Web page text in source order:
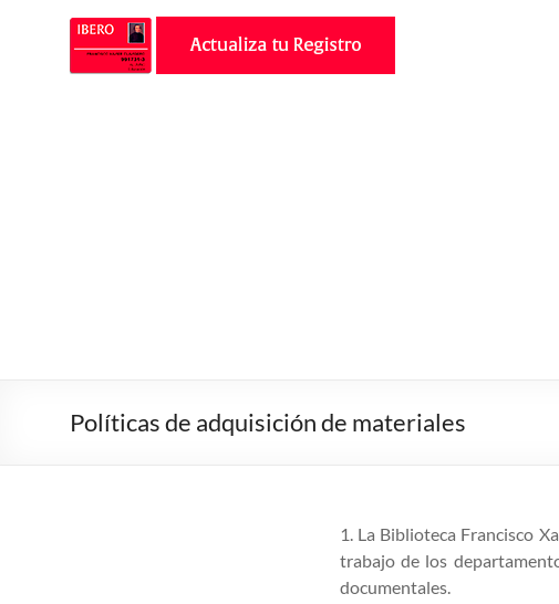
Políticas de adquisición de materiales
1. La Biblioteca Francisco
trabajo de los
documentales.